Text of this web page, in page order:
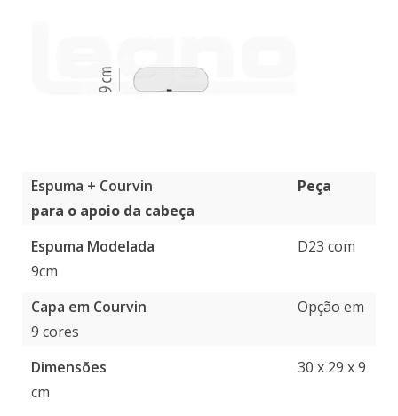
Espuma + Courvin
Peça
para o apoio da cabeça
Espuma Modelada
D23 com
9cm
Capa em Courvin
Opção em
9 cores
Dimensões
30 x 29 x 9
cm